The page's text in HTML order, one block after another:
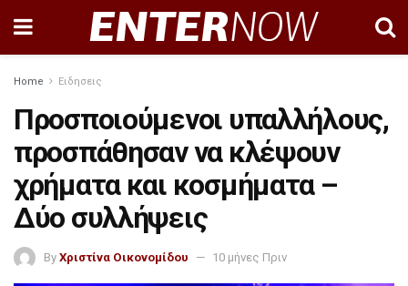
Home Ειδησεις
Προσποιούμενοι υπαλλήλους,
προσπάθησαν να κλέψουν
χρήματα και κοσμήματα –
Δύο συλλήψεις
By Χριστίνα Οικονομίδου 10 μήνες Πριν